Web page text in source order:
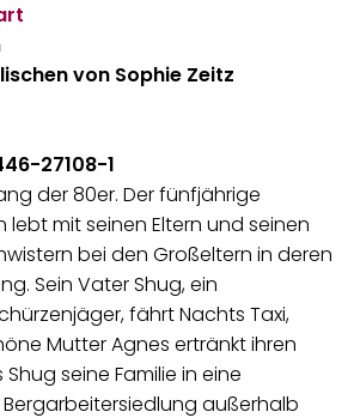
von Sophie Zeitz
27108-1
der 80er. Der fünfjährige
lebt mit seinen Eltern und seinen
bei den Großeltern in deren
Sein Vater Shug, ein
fährt Nachts Taxi,
Mutter Agnes ertränkt ihren
Shug seine Familie in eine
außerhalb